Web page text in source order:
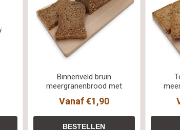
Binnenveld bruin
meergranenbrood met
gem zaden deco
Vanaf €1,90